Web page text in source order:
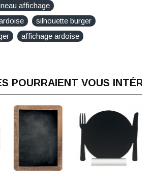
affichage
silhouette burger
affichage ardoise
POURRAIENT VOUS